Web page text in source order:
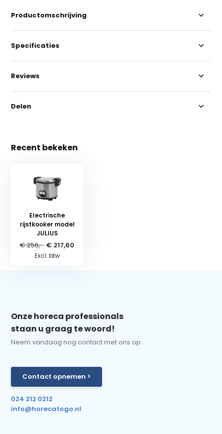
Productomschrijving
Specificaties
Reviews
Delen
Recent bekeken
Electrische
rijstkooker model
JULIUS
€ 256,- € 217,60
Excl. btw
Onze horeca professionals
staan u graag te woord!
Neem vandaag nog contact met ons op.
Contact opnemen >
024 212 0212
info@horecatogo.nl